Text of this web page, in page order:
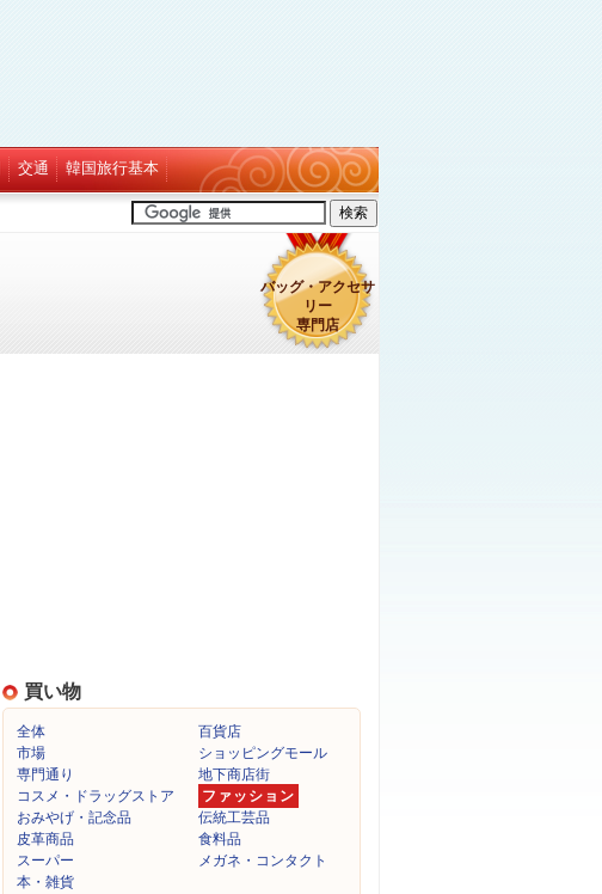
交通 韓国旅行基本
バッグ・アクセサ
リー
専門店
買い物
全体
百貨店
市場
ショッピングモール
専門通り
地下商店街
コスメ・ドラッグストア
ファッション
おみやげ・記念品
伝統工芸品
皮革商品
食料品
スーパー
メガネ・コンタクト
本・雑貨